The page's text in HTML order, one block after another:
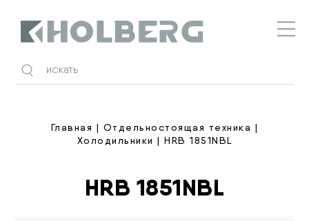
Главная | Отдельностоящая техника |
Холодильники | HRB 1851NBL
HRB 1851NBL